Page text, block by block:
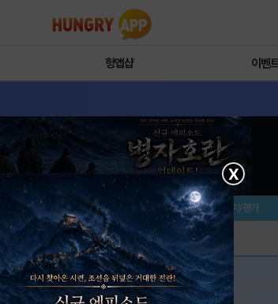
헝앱샵 이벤
설치/평가
X